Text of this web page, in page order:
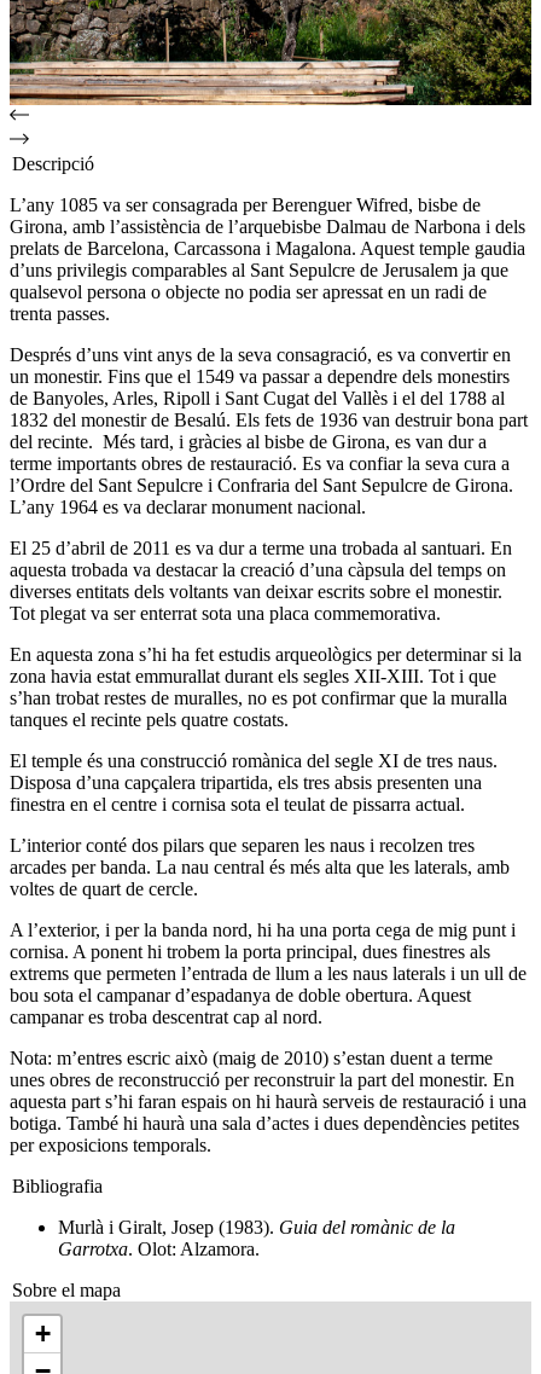
Descripció
L’any 1085 va ser consagrada per Berenguer Wifred, bisbe de
Girona, amb l’assistència de l’arquebisbe Dalmau de Narbona i dels
prelats de Barcelona, Carcassona i Magalona. Aquest temple gaudia
d’uns privilegis comparables al Sant Sepulcre de Jerusalem ja que
qualsevol persona o objecte no podia ser apressat en un radi de
trenta passes.
Després d’uns vint anys de la seva consagració, es va convertir en
un monestir. Fins que el 1549 va passar a dependre dels monestirs
de Banyoles, Arles, Ripoll i Sant Cugat del Vallès i el del 1788 al
1832 del monestir de Besalú. Els fets de 1936 van destruir bona part
del recinte. Més tard, i gràcies al bisbe de Girona, es van dur a
terme importants obres de restauració. Es va confiar la seva cura a
l’Ordre del Sant Sepulcre i Confraria del Sant Sepulcre de Girona.
L’any 1964 es va declarar monument nacional.
El 25 d’abril de 2011 es va dur a terme una trobada al santuari. En
aquesta trobada va destacar la creació d’una càpsula del temps on
diverses entitats dels voltants van deixar escrits sobre el monestir.
Tot plegat va ser enterrat sota una placa commemorativa.
En aquesta zona s’hi ha fet estudis arqueològics per determinar si la
zona havia estat emmurallat durant els segles XII-XIII. Tot i que
s’han trobat restes de muralles, no es pot confirmar que la muralla
tanques el recinte pels quatre costats.
El temple és una construcció romànica del segle XI de tres naus.
Disposa d’una capçalera tripartida, els tres absis presenten una
finestra en el centre i cornisa sota el teulat de pissarra actual.
L’interior conté dos pilars que separen les naus i recolzen tres
arcades per banda. La nau central és més alta que les laterals, amb
voltes de quart de cercle.
A l’exterior, i per la banda nord, hi ha una porta cega de mig punt i
cornisa. A ponent hi trobem la porta principal, dues finestres als
extrems que permeten l’entrada de llum a les naus laterals i un ull de
bou sota el campanar d’espadanya de doble obertura. Aquest
campanar es troba descentrat cap al nord.
Nota: m’entres escric això (maig de 2010) s’estan duent a terme
unes obres de reconstrucció per reconstruir la part del monestir. En
aquesta part s’hi faran espais on hi haurà serveis de restauració i una
botiga. També hi haurà una sala d’actes i dues dependències petites
per exposicions temporals.
Bibliografia
Murlà i Giralt, Josep (1983). Guia del romànic de la
Garrotxa. Olot: Alzamora.
Sobre el mapa
+